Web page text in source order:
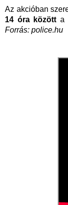
Az akcióban
14 óra közötta
Forrás: police.hu